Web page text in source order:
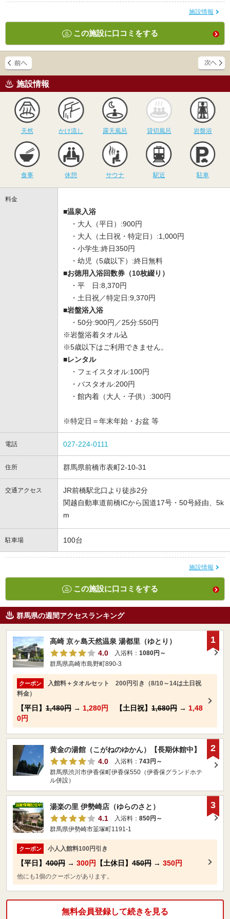
施設情報
この施設に口コミをする
施設情報
天然
かけ流し
かけ流し
露天風呂
露天風呂
貸切風呂
貸切風呂 岩盤浴
食事 休憩
サウナ
サウナ 駅近 駐車
料金
■温泉入浴
・大人（平日）:900円
・大人（土日祝・特定日）:1,000円
・小学生:終日350円
・幼児（5歳以下）:終日無料
■お徳用入浴回数券（10枚綴り）
・平 日:8,370円
・土日祝／特定日:9,370円
■岩盤浴入浴
・50分:900円／25分:550円
※岩盤浴着タオル込
※5歳以下はご利用できません。
■レンタル
・フェイスタオル:100円
・バスタオル:200円
・館内着（大人・子供）:300円
※特定日＝年末年始・お盆 等
電話 027-224-0111
住所 群馬県前橋市表町2-10-31
交通アクセス
JR前橋駅北口より徒歩2分
関越自動車道前橋ICから国道17号・50号経由、5k
m
駐車場 100台
施設情報
この施設に口コミをする
群馬県の週間アクセスランキング
高崎 京ヶ島天然温泉 湯都里（ゆとり）
4.0
入浴料： 1080円～
群馬県高崎市島野町890-3
クーポン
入館料＋タオルセット 200円引き（8/10～14は土日祝
料金）
【平日】 1,480円 → 1,280円 【土日祝】 1,680円 → 1,48
0円
1
黄金の湯館（こがねのゆかん）【長期休館中】
4.0
入浴料： 743円～
群馬県渋川市伊香保町伊香保550（伊香保グランドホテ
ル併設）
2
湯楽の里 伊勢崎店（ゆらのさと）
4.1
入浴料： 850円～
群馬県伊勢崎市韮塚町1191-1
クーポン 小人入館料100円引き
【平日】 400円 → 300円 【土休日】 450円 → 350円
他にも1個のクーポンがあります。
3
無料会員登録して続きを見る